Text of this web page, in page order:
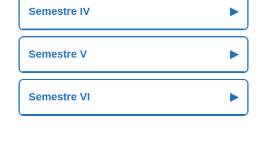
Semestre IV ▶
Semestre V ▶
Semestre VI ▶